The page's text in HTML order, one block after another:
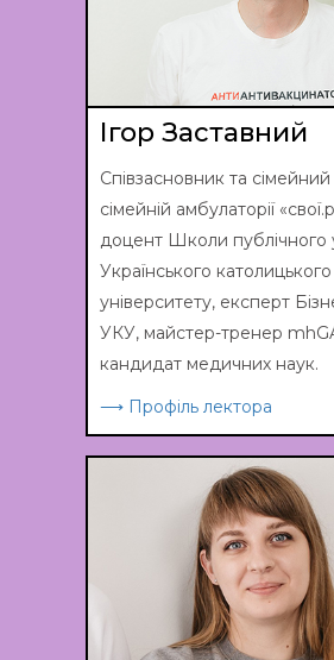
Ігор Заставний
Співзасновник та сімейний
сімейній амбулаторії
доцент Школи публічного
Українського католицького
університету, експерт
УКУ, майстер-тренер
кандидат медичних наук.
⟶ Профіль лектора